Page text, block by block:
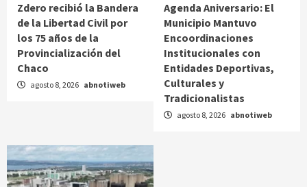
Zdero recibió la Bandera
de la Libertad Civil por
los 75 años de la
Provincialización del
Chaco
agosto 8, 2026 abnotiweb
Agenda Aniversario: El
Municipio Mantuvo
Encoordinaciones
Institucionales con
Entidades Deportivas,
Culturales y
Tradicionalistas
agosto 8, 2026 abnotiweb